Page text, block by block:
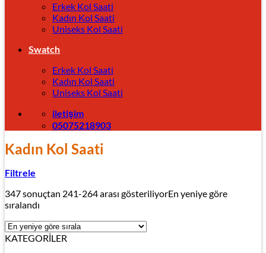
Erkek Kol Saati
Kadın Kol Saati
Uniseks Kol Saati
Swatch
Erkek Kol Saati
Kadın Kol Saati
Uniseks Kol Saati
iletişim
05075218903
Kadın Kol Saati
Filtrele
347 sonuçtan 241-264 arası gösteriliyorEn yeniye göre
sıralandı
KATEGORİLER